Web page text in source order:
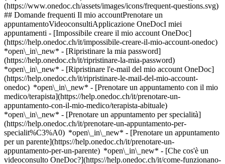
(https://www.onedoc.ch/assets/images/icons/frequent-questions.svg)
## Domande frequenti Il mio accountPrenotare un
appuntamentoVideoconsultiApplicazione OneDocI miei
appuntamenti - [Impossibile creare il mio account OneDoc]
(https://help.onedoc.ch/it/impossibile-creare-il-mio-account-onedoc)
*open\_in\_new* - [Ripristinare la mia password]
(https://help.onedoc.ch/it/ripristinare-la-mia-password)
*open\_in\_new* - [Ripristinare l'e-mail del mio account OneDoc]
(https://help.onedoc.ch/it/ripristinare-le-mail-del-mio-account-
onedoc) *open\_in\_new* - [Prenotare un appuntamento con il mio
medico/terapista](https://help.onedoc.ch/it/prenotare-un-
appuntamento-con-il-mio-medico/terapista-abituale)
*open\_in\_new* - [Prenotare un appuntamento per specialità]
(https://help.onedoc.ch/it/prenotare-un-appuntamento-per-
specialit%C3%A0) *open\_in\_new* - [Prenotare un appuntamento
per un parente](https://help.onedoc.ch/it/prenotare-un-
appuntamento-per-un-parente) *open\_in\_new* - [Che cos'è un
videoconsulto OneDoc?](https://help.onedoc.ch/it/come-funzionano-